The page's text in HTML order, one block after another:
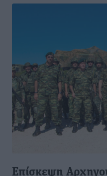
Επίσκεψη